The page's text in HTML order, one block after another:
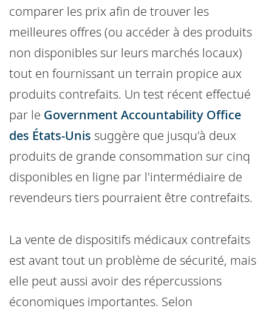
comparer les prix afin de trouver les
meilleures offres (ou accéder à des produits
non disponibles sur leurs marchés locaux)
tout en fournissant un terrain propice aux
produits contrefaits. Un test récent effectué
par le Government Accountability Office
des États-Unis suggère que jusqu'à deux
produits de grande consommation sur cinq
disponibles en ligne par l'intermédiaire de
revendeurs tiers pourraient être contrefaits.
La vente de dispositifs médicaux contrefaits
est avant tout un problème de sécurité, mais
elle peut aussi avoir des répercussions
économiques importantes. Selon